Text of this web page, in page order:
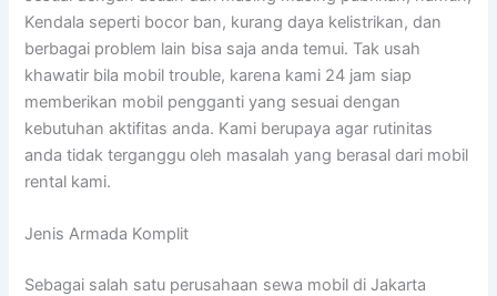
Kendala seperti bocor ban, kurang daya kelistrikan, dan
berbagai problem lain bisa saja anda temui. Tak usah
khawatir bila mobil trouble, karena kami 24 jam siap
memberikan mobil pengganti yang sesuai dengan
kebutuhan aktifitas anda. Kami berupaya agar rutinitas
anda tidak terganggu oleh masalah yang berasal dari mobil
rental kami.
Jenis Armada Komplit
Sebagai salah satu perusahaan sewa mobil di Jakarta